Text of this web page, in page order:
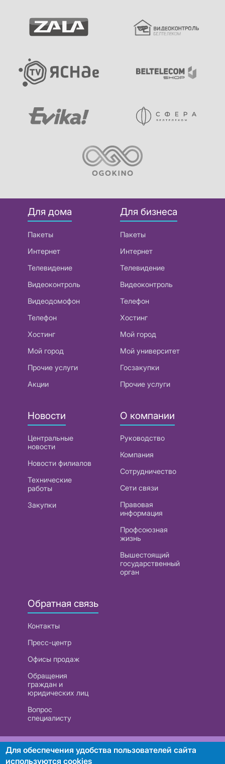
Для дома
Пакеты
Интернет
Телевидение
Видеоконтроль
Видеодомофон
Телефон
Хостинг
Мой город
Прочие услуги
Акции
Для бизнеса
Пакеты
Интернет
Телевидение
Видеоконтроль
Телефон
Хостинг
Мой город
Мой университет
Госзакупки
Прочие услуги
Новости
Центральные
новости
Новости филиалов
Технические
работы
Закупки
О компании
Руководство
Компания
Сотрудничество
Сети связи
Правовая
информация
Профсоюзная
жизнь
Вышестоящий
государственный
орган
Обратная связь
Контакты
Пресс-центр
Офисы продаж
Обращения
граждан и
юридических лиц
Вопрос
специалисту
РУП «Белтелеком». УНП 101007741
Для обеспечения удобства пользователей сайта
используются cookies